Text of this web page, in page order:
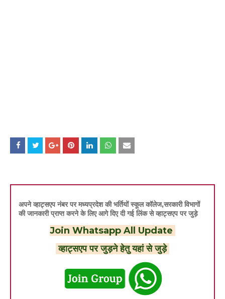
अपने व्हाट्सएप नंबर पर मध्यप्रदेश की भर्तियों स्कूल कॉलेज,सरकारी विभागों
की जानकारी प्राप्त करने के लिए आगे दिए दी गई लिंक से व्हाट्सएप पर जुड़े
Join Whatsapp All Update
व्हाट्सएप पर जुड़ने हेतु यहां से जुड़े